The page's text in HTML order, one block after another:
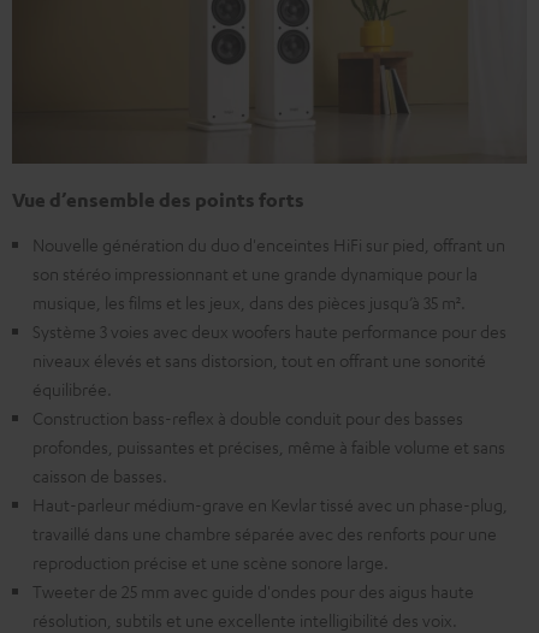
Vue d’ensemble des points forts
Nouvelle génération du duo d'enceintes HiFi sur pied, offrant un
son stéréo impressionnant et une grande dynamique pour la
musique, les films et les jeux, dans des pièces jusqu’à 35 m².
Système 3 voies avec deux woofers haute performance pour des
niveaux élevés et sans distorsion, tout en offrant une sonorité
équilibrée.
Construction bass-reflex à double conduit pour des basses
profondes, puissantes et précises, même à faible volume et sans
caisson de basses.
Haut-parleur médium-grave en Kevlar tissé avec un phase-plug,
travaillé dans une chambre séparée avec des renforts pour une
reproduction précise et une scène sonore large.
Tweeter de 25 mm avec guide d'ondes pour des aigus haute
résolution, subtils et une excellente intelligibilité des voix.